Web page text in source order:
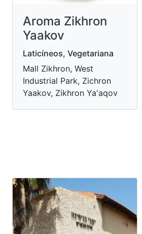
Aroma Zikhron
Yaakov
Laticíneos, Vegetariana
Mall Zikhron, West
Industrial Park, Zichron
Yaakov, Zikhron Ya'aqov